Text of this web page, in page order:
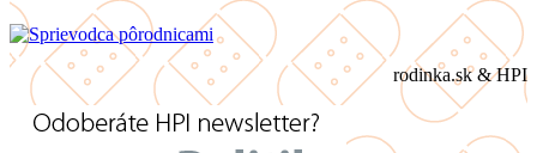
rodinka.sk & HPI